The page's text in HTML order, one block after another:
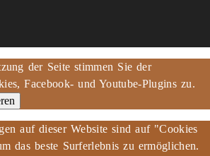
der Seite stimmen Sie der
Facebook- und Youtube-Plugins zu.
auf dieser Website sind auf "Cookies
das beste Surferlebnis zu ermöglichen.